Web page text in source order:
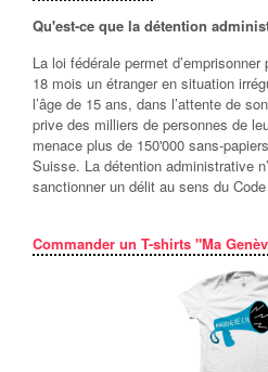
Qu'est-ce que la détention
La loi fédérale permet
18 mois un étranger en situation
l’âge de 15 ans, dans l’attente de
prive des milliers de personnes de
menace plus de 150'000 sans-
Suisse. La détention administrative
sanctionner un délit au sens du
Commander un T-shirts "Ma